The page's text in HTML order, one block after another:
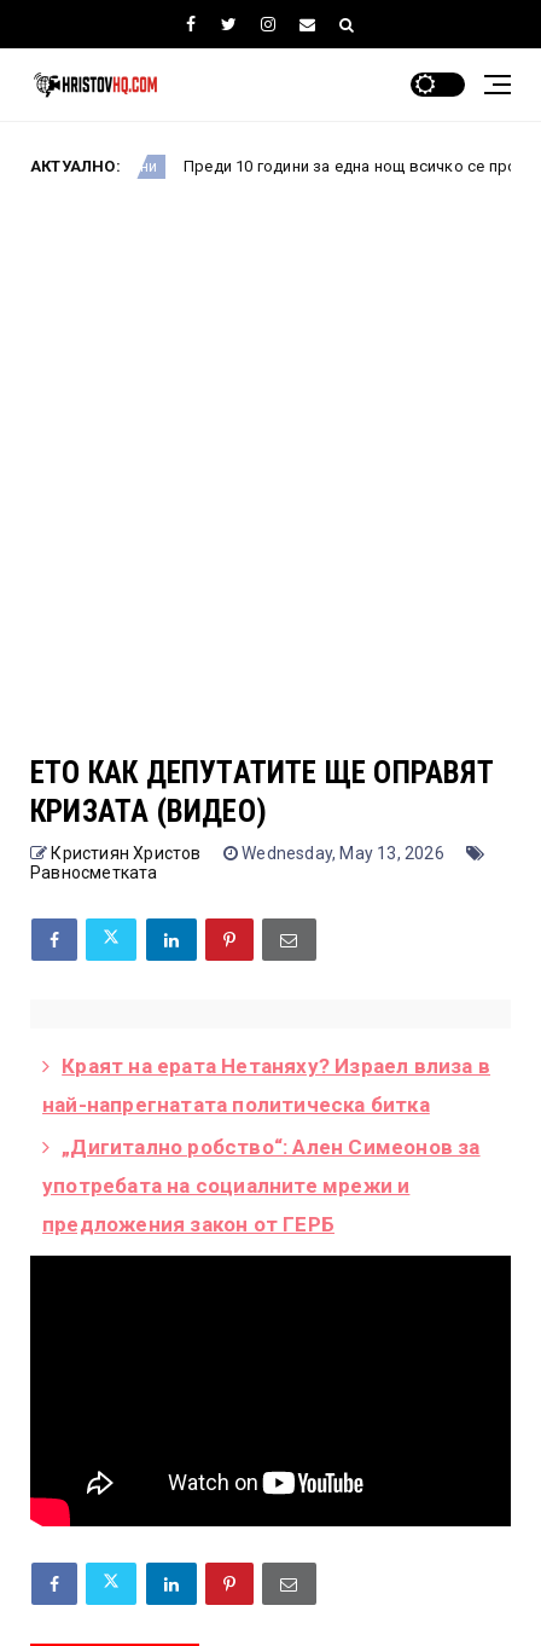
АКТУАЛНО:
Новини Преди 10 години за една нощ всичко се промени: Как
ЕТО КАК ДЕПУТАТИТЕ ЩЕ ОПРАВЯТ
КРИЗАТА (ВИДЕО)
Кристиян Христов
Wednesday, May 13, 2026
Равносметката
Краят на ерата Нетаняху? Израел влиза в
най-напрегнатата политическа битка
„Дигитално робство“: Ален Симеонов за
употребата на социалните мрежи и
предложения закон от ГЕРБ